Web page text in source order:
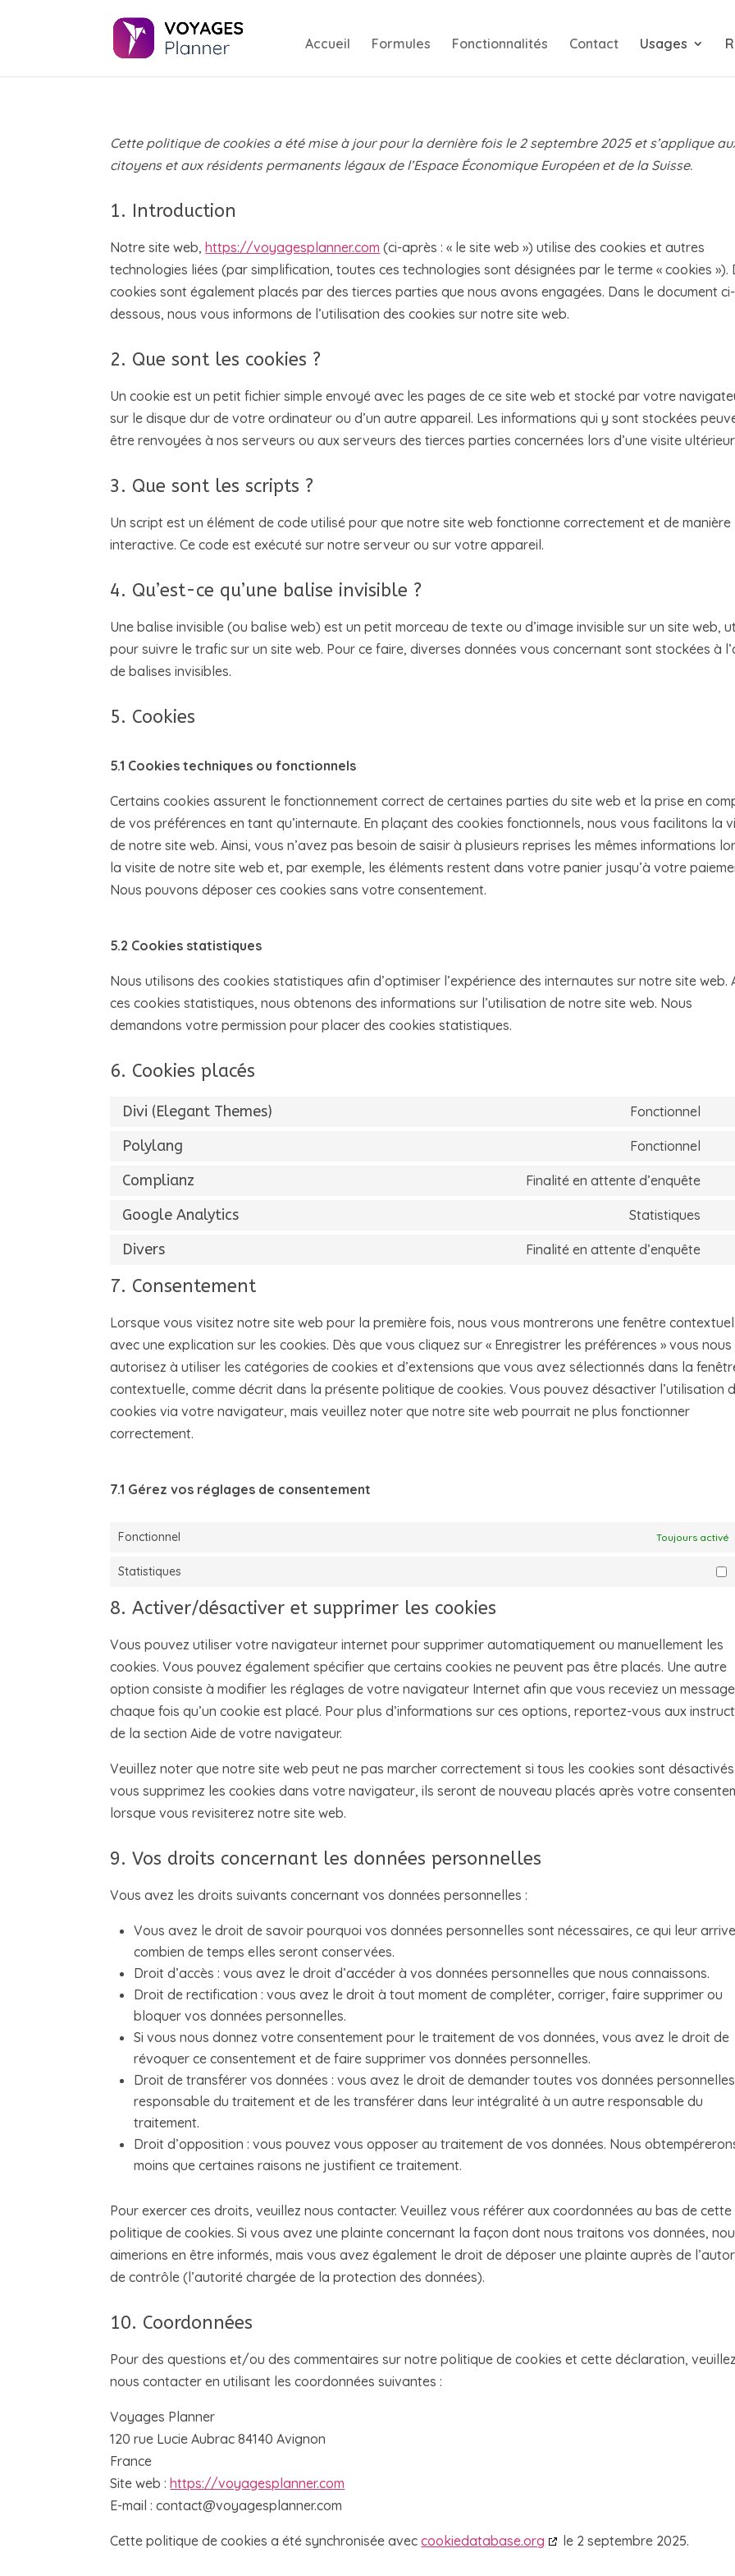
Accueil Formules Fonctionnalités Contact Usages
Cette politique de cookies a été mise à jour pour la dernière fois le 2 septembre 2025 et s’applique
citoyens et aux résidents permanents légaux de l’Espace Économique Européen et de la Suisse.
1. Introduction
Notre site web,https://voyagesplanner.com (ci-après : « le site web ») utilise des cookies et autres
technologies liées (par simplification, toutes ces technologies sont désignées par le terme « cookies »).
cookies sont également placés par des tierces parties que nous avons engagées. Dans le document ci-
dessous, nous vous informons de l’utilisation des cookies sur notre site web.
2. Que sont les cookies ?
Un cookie est un petit fichier simple envoyé avec les pages de ce site web et stocké par votre
sur le disque dur de votre ordinateur ou d’un autre appareil. Les informations qui y sont stockées
être renvoyées à nos serveurs ou aux serveurs des tierces parties concernées lors d’une visite
3. Que sont les scripts ?
Un script est un élément de code utilisé pour que notre site web fonctionne correctement et de manière
interactive. Ce code est exécuté sur notre serveur ou sur votre appareil.
4. Qu’est-ce qu’une balise invisible ?
Une balise invisible (ou balise web) est un petit morceau de texte ou d’image invisible sur un site web,
pour suivre le trafic sur un site web. Pour ce faire, diverses données vous concernant sont stockées à
de balises invisibles.
5. Cookies
5.1 Cookies techniques ou fonctionnels
Certains cookies assurent le fonctionnement correct de certaines parties du site web et la prise en
de vos préférences en tant qu’internaute. En plaçant des cookies fonctionnels, nous vous facilitons la
de notre site web. Ainsi, vous n’avez pas besoin de saisir à plusieurs reprises les mêmes informations
la visite de notre site web et, par exemple, les éléments restent dans votre panier jusqu’à votre
Nous pouvons déposer ces cookies sans votre consentement.
5.2 Cookies statistiques
Nous utilisons des cookies statistiques afin d’optimiser l’expérience des internautes sur notre site web.
ces cookies statistiques, nous obtenons des informations sur l’utilisation de notre site web. Nous
demandons votre permission pour placer des cookies statistiques.
6. Cookies placés
Divi (Elegant Themes) Fonctionnel
Polylang Fonctionnel
Complianz Finalité en attente d’enquête
Google Analytics Statistiques
Divers Finalité en attente d’enquête
7. Consentement
Lorsque vous visitez notre site web pour la première fois, nous vous montrerons une fenêtre
avec une explication sur les cookies. Dès que vous cliquez sur « Enregistrer les préférences » vous nous
autorisez à utiliser les catégories de cookies et d’extensions que vous avez sélectionnés dans la
contextuelle, comme décrit dans la présente politique de cookies. Vous pouvez désactiver l’utilisation
cookies via votre navigateur, mais veuillez noter que notre site web pourrait ne plus fonctionner
correctement.
7.1 Gérez vos réglages de consentement
Fonctionnel Toujours activé
Statistiques
8. Activer/désactiver et supprimer les cookies
Vous pouvez utiliser votre navigateur internet pour supprimer automatiquement ou manuellement les
cookies. Vous pouvez également spécifier que certains cookies ne peuvent pas être placés. Une autre
option consiste à modifier les réglages de votre navigateur Internet afin que vous receviez un
chaque fois qu’un cookie est placé. Pour plus d’informations sur ces options, reportez-vous aux
de la section Aide de votre navigateur.
Veuillez noter que notre site web peut ne pas marcher correctement si tous les cookies sont
vous supprimez les cookies dans votre navigateur, ils seront de nouveau placés après votre
lorsque vous revisiterez notre site web.
9. Vos droits concernant les données personnelles
Vous avez les droits suivants concernant vos données personnelles :
Vous avez le droit de savoir pourquoi vos données personnelles sont nécessaires, ce qui leur
combien de temps elles seront conservées.
Droit d’accès : vous avez le droit d’accéder à vos données personnelles que nous connaissons.
Droit de rectification : vous avez le droit à tout moment de compléter, corriger, faire supprimer ou
bloquer vos données personnelles.
Si vous nous donnez votre consentement pour le traitement de vos données, vous avez le droit de
révoquer ce consentement et de faire supprimer vos données personnelles.
Droit de transférer vos données : vous avez le droit de demander toutes vos données
responsable du traitement et de les transférer dans leur intégralité à un autre responsable du
traitement.
Droit d’opposition : vous pouvez vous opposer au traitement de vos données. Nous
moins que certaines raisons ne justifient ce traitement.
Pour exercer ces droits, veuillez nous contacter. Veuillez vous référer aux coordonnées au bas de cette
politique de cookies. Si vous avez une plainte concernant la façon dont nous traitons vos données,
aimerions en être informés, mais vous avez également le droit de déposer une plainte auprès de
de contrôle (l’autorité chargée de la protection des données).
10. Coordonnées
Pour des questions et/ou des commentaires sur notre politique de cookies et cette déclaration, veuillez
nous contacter en utilisant les coordonnées suivantes :
Voyages Planner
120 rue Lucie Aubrac 84140 Avignon
France
Site web :https://voyagesplanner.com
E-mail :contact@voyagesplanner.com
Cette politique de cookies a été synchronisée aveccookiedatabase.org le 2 septembre 2025.